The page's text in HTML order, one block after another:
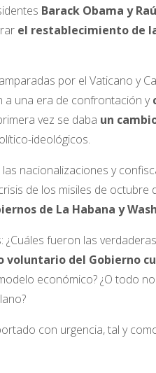
Barack Obama y
el restablecimiento de
por el Vaticano y
a una era de confrontación y
vez se daba un
ideológicos.
nacionalizaciones y
de los misiles de octubre
de La Habana y
¿Cuáles fueron las
voluntario del Gobierno
económico? ¿O todo
con urgencia, tal y